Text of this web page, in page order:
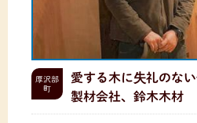
厚沢部
町
愛する木に失礼のな
製材会社、鈴木木材